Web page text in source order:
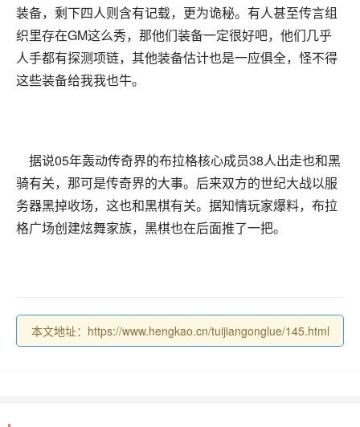
装备，剩下四人则含有记载，更为诡秘。有人甚至传言组
织里存在GM这么秀，那他们装备一定很好吧，他们几乎
人手都有探测项链，其他装备估计也是一应俱全，怪不得
这些装备给我我也牛。
据说05年轰动传奇界的布拉格核心成员38人出走也和黑
骑有关，那可是传奇界的大事。后来双方的世纪大战以服
务器黑掉收场，这也和黑棋有关。据知情玩家爆料，布拉
格广场创建炫舞家族，黑棋也在后面推了一把。
本文地址：https://www.hengkao.cn/tuijiangonglue/145.html